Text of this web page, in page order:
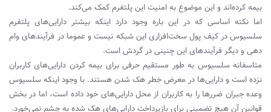
بیمه کرده‌‌اند و این موضوع به امنیت این پلتفرم کمک می‌کند.
اما نکته اساسی که در این باره وجود دارد اینکه بیشتر دارایی‌های پلتفرم
سلسیوس در کیف پول سخت‌افزاری این شبکه نیست و عموما در فرآیندهای وام
دهی و دیگر فرآیندهای این چنینی در گردش است.
متاسفانه سلسیوس به طور مستقیم حرفی برای بیمه کردن دارایی‌های کاربران
نزده است و دارایی‌ها در معرض خطر هک شدن هستند. با وجود اینکه سلسیوس
وعده جبران ضررها را به کاربران از محل دارایی‌های خود داده است، اما در بخش
قوانین آن هیچ تضمینی برای بازپرداخت دارایی‌های هک شده به چشم نمی‌خورد.